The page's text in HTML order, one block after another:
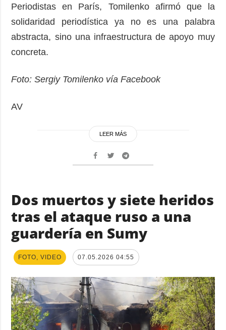
Periodistas en París, Tomilenko afirmó que la
solidaridad periodística ya no es una palabra
abstracta, sino una infraestructura de apoyo muy
concreta.
Foto: Sergiy Tomilenko vía Facebook
AV
LEER MÁS
Dos muertos y siete heridos
tras el ataque ruso a una
guardería en Sumy
FOTO, VIDEO 07.05.2026 04:55